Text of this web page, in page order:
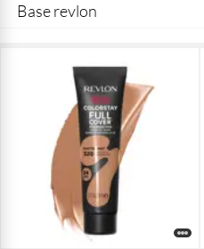
Base revlon